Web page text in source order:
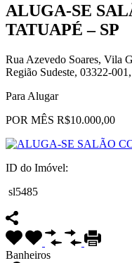
ALUGA-SE
TATUAPÉ – SP
Rua Azevedo Soares, Vila
Região Sudeste, 03322-
Para Alugar
POR MÊS R$10.000,00
ID do Imóvel:
sl5485
Banheiros